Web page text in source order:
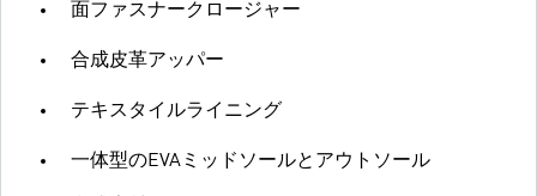
面ファスナークロージャー
合成皮革アッパー
テキスタイルライニング
一体型のEVAミッドソールとアウトソール